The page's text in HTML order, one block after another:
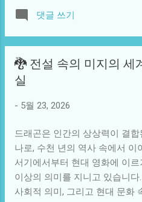
에서 많은 사람들은 외로움을
물을 선택하는 경우가 많아졌
사랑과 안정의 상징으로 여겨
찌처럼 주인을 기다리는 모습은
현이 되기도 한다. 기술이 진화
마트펫 기기들이나 애플리케이
모니터링하고, 그들의 행동 패
잡고 있다. 모...
서 바로 현대 사회에서 손오공
보자. 손오공은 원작의 이야기
와 개념들이 자리잡았다. 특히,
로'나 '전사'로 재구성해 생각할
고 해결해 나가느냐에 대한 기
기술과 결합되면서 수많은 문
이러한 변화를 보면 손오공이
와 힘'이 얼마나 중요한 역할을
공지능 기술에 의해 손오공이
업 혁신의 중심에 서게 되었다.
댓글 쓰기
🐉 전설 속의 미지의 세
실
- 5월 23, 2026
드래곤은 인간의 상상력이 결
나로, 수천 년의 역사 속에서 이
서기에서부터 현대 영화에 이
이상의 의미를 지니고 있습니
사회적 의미, 그리고 현대 문화